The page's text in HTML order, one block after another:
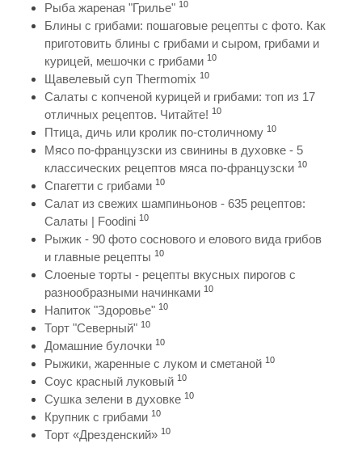
Рыба жареная "Грилье" 10
Блины с грибами: пошаговые рецепты с фото. Как
приготовить блины с грибами и сыром, грибами и
курицей, мешочки с грибами 10
Щавелевый суп Thermomix 10
Салаты с копченой курицей и грибами: топ из 17
отличных рецептов. Читайте! 10
Птица, дичь или кролик по-столичному 10
Мясо по-французски из свинины в духовке - 5
классических рецептов мяса по-французски 10
Спагетти с грибами 10
Салат из свежих шампиньонов - 635 рецептов:
Салаты | Foodini 10
Рыжик - 90 фото соснового и елового вида грибов
и главные рецепты 10
Слоеные торты - рецепты вкусных пирогов с
разнообразными начинками 10
Напиток "Здоровье" 10
Торт "Северный" 10
Домашние булочки 10
Рыжики, жаренные с луком и сметаной 10
Соус красный луковый 10
Сушка зелени в духовке 10
Крупник с грибами 10
Торт «Дрезденский» 10